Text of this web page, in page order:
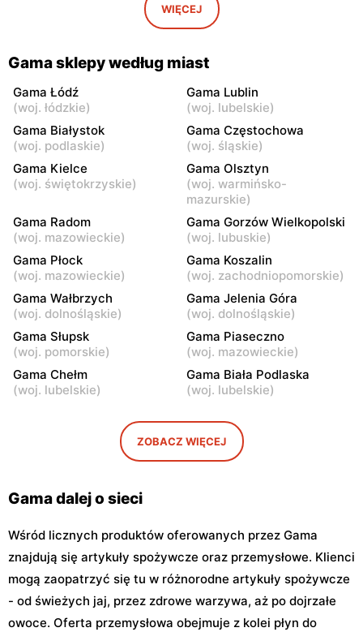
Stare Gumino, ul. Stare
Mogielnica, ul. Rynek 9
Gama
Łaskarzew, ul. Alejowa 2
Gama
Gama
Dobieszyn, ul. Dobieszyn
341
Gama
Dobieszyn, ul. Główna 62
Gama
Dzierzążnia, ul. Dzierzążnia
Gama
Bełchów, ul. Przemysłowa
2A
Gama
Bodzanów, ul. Księcia
Józefa Poniatowskiego 12
Gama
Łowicz, ul. Bolimowska 23
Gama
Rawa Mazowiecka al.
Konstytucji 3 Maja 13
Gama
Łowicz, ul. 3 Maja 14
Gama
Łowicz, ul. 11 Listopada 2
Gama
Łowicz, ul. Lipowa 1
Łowicz, ul. Katarzynów 5
Gama
Nowe Łubki, ul. Nowe Łubki
14
WIĘCEJ
Gama sklepy według miast
Gama Łódź
(woj. łódzkie)
Gama Lublin
(woj. lubelskie)
Gama Białystok
(woj. podlaskie)
Gama Częstochowa
(woj. śląskie)
Gama Kielce
(woj. świętokrzyskie)
Gama Olsztyn
(woj. warmińsko-
mazurskie)
Gama Radom
(woj. mazowieckie)
Gama Gorzów Wielkopolski
(woj. lubuskie)
Gama Płock
(woj. mazowieckie)
Gama Koszalin
(woj. zachodniopomorskie)
Gama Wałbrzych
(woj. dolnośląskie)
Gama Jelenia Góra
(woj. dolnośląskie)
Gama Słupsk
(woj. pomorskie)
Gama Piaseczno
(woj. mazowieckie)
Gama Chełm
(woj. lubelskie)
Gama Biała Podlaska
(woj. lubelskie)
ZOBACZ WIĘCEJ
Gama dalej o sieci
Wśród licznych produktów oferowanych przez Gama
znajdują się artykuły spożywcze oraz przemysłowe. Klienci
mogą zaopatrzyć się tu w różnorodne artykuły spożywcze
- od świeżych jaj, przez zdrowe warzywa, aż po dojrzałe
owoce. Oferta przemysłowa obejmuje z kolei płyn do